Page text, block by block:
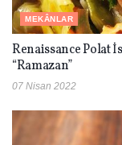
MEKÂNLAR
Renaissance Polat
“Ramazan”
07 Nisan 2022